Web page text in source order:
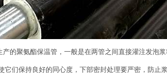
的聚氨酯保温管，一般是在两管之间直接灌注发泡浆
们保持良好的同心度，下部密封处理要严密，防止浆